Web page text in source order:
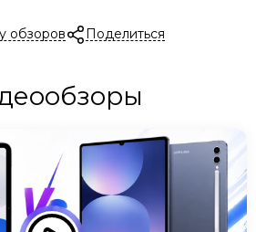
обзоров Поделиться